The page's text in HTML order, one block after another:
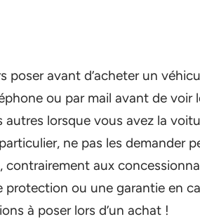
avant d’acheter un
ou par mail avant de voir
lorsque vous avez la
ne pas les demander
aux
ou une garantie en
à poser lors d’un achat !